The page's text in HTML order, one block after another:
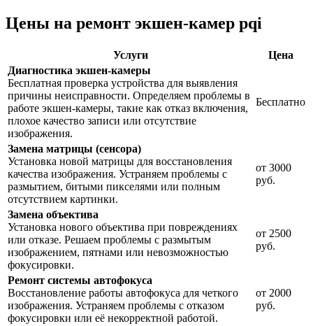
Цены на ремонт экшен-камер pqi
Услуги
Цена
Диагностика экшен-камеры
Бесплатная проверка устройства для выявления
причины неисправности. Определяем проблемы в
работе экшен-камеры, такие как отказ включения,
плохое качество записи или отсутствие
изображения.
Бесплатно
Замена матрицы (сенсора)
Установка новой матрицы для восстановления
качества изображения. Устраняем проблемы с
размытием, битыми пикселями или полным
отсутствием картинки.
от 3000
руб.
Замена объектива
Установка нового объектива при повреждениях
или отказе. Решаем проблемы с размытым
изображением, пятнами или невозможностью
фокусировки.
от 2500
руб.
Ремонт системы автофокуса
Восстановление работы автофокуса для четкого
изображения. Устраняем проблемы с отказом
фокусировки или её некорректной работой.
от 2000
руб.